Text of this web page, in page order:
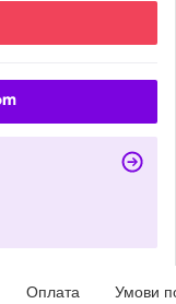
Оплата Умови